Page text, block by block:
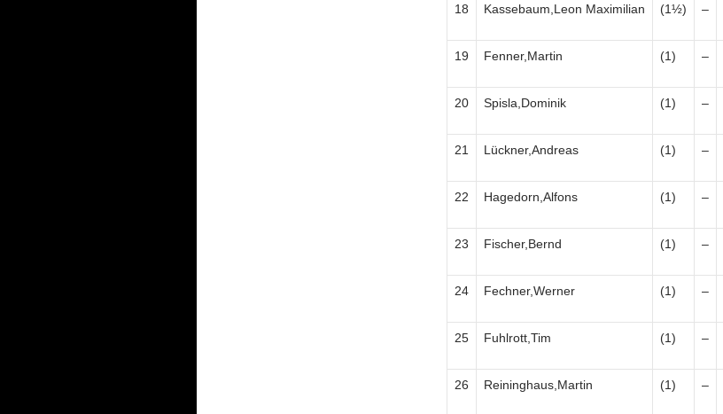
18 Kassebaum,Leon Maximilian (1½) –
19 Fenner,Martin (1) –
20 Spisla,Dominik (1) –
21 Lückner,Andreas (1) –
22 Hagedorn,Alfons (1) –
23 Fischer,Bernd (1) –
24 Fechner,Werner (1) –
25 Fuhlrott,Tim (1) –
26 Reininghaus,Martin (1) –